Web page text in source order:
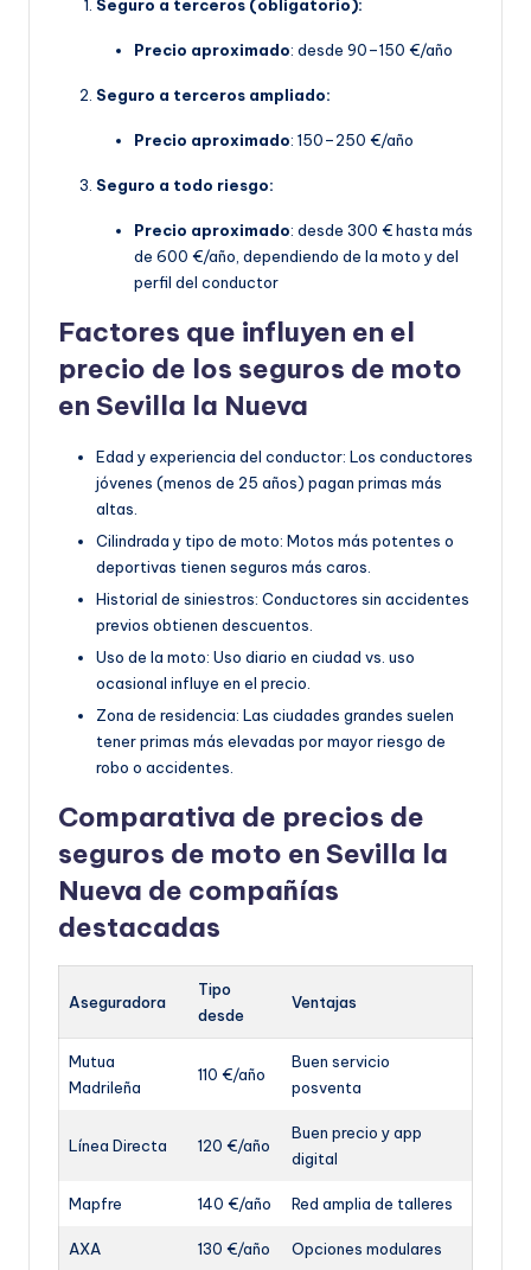
Seguro a terceros (obligatorio):
Precio aproximado: desde 90–150 €/año
Seguro a terceros ampliado:
Precio aproximado: 150–250 €/año
Seguro a todo riesgo:
Precio aproximado: desde 300 € hasta más
de 600 €/año, dependiendo de la moto y del
perfil del conductor
Factores que influyen en el
precio de los seguros de moto
en Sevilla la Nueva
Edad y experiencia del conductor: Los conductores
jóvenes (menos de 25 años) pagan primas más
altas.
Cilindrada y tipo de moto: Motos más potentes o
deportivas tienen seguros más caros.
Historial de siniestros: Conductores sin accidentes
previos obtienen descuentos.
Uso de la moto: Uso diario en ciudad vs. uso
ocasional influye en el precio.
Zona de residencia: Las ciudades grandes suelen
tener primas más elevadas por mayor riesgo de
robo o accidentes.
Comparativa de precios de
seguros de moto en Sevilla la
Nueva de compañías
destacadas
Aseguradora
Tipo
desde
Ventajas
Mutua
Madrileña
110 €/año
Buen servicio
posventa
Línea Directa 120 €/año
Buen precio y app
digital
Mapfre 140 €/año Red amplia de talleres
AXA 130 €/año Opciones modulares